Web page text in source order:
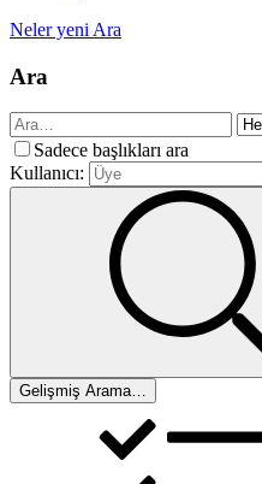
Neler yeni Ara
Ara
Sadece başlıkları ara
Kullanıcı:
Gelişmiş Arama…